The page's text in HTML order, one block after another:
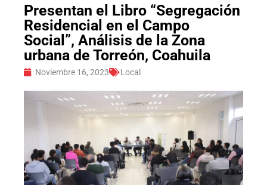
Presentan el Libro “Segregación
Residencial en el Campo
Social”, Análisis de la Zona
urbana de Torreón, Coahuila
Noviembre 16, 2023 Local